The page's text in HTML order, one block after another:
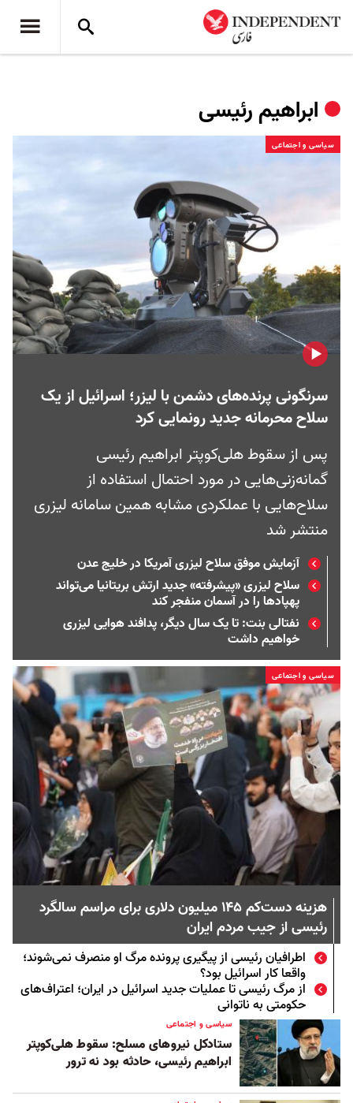
ابراهیم رئیسی
سیاسی و اجتماعی
سرنگونی پرنده‌های دشمن با لیزر؛ اسرائیل از یک
سلاح محرمانه جدید رونمایی کرد
پس از سقوط هلی‌کوپتر ابراهیم رئیسی
گمانه‌زنی‌هایی در مورد احتمال استفاده از
سلاح‌هایی با عملکردی مشابه همین سامانه لیزری
منتشر شد
آزمایش موفق سلاح لیزری آمریکا در خلیج عدن
سلاح لیزری «پیشرفته‌» جدید ارتش بریتانیا می‌تواند
پهپادها را در آسمان منفجر کند
نفتالی بنت: تا یک سال دیگر، پدافند هوایی لیزری
خواهیم داشت
سیاسی و اجتماعی
هزینه دست‌کم ۱۴۵ میلیون دلاری برای مراسم سالگرد
رئيسی از جیب مردم ایران
اطرافیان رئیسی از پیگیری پرونده مرگ او منصرف نمی‌شوند؛
واقعا کار اسرائیل بود؟
از مرگ رئیسی تا عملیات جدید اسرائیل در ایران؛ اعتراف‌های
حکومتی به ناتوانی
سیاسی و اجتماعی
ستادکل نیرو‌های مسلح: سقوط هلی‌کوپتر
ابراهیم رئیسی، حادثه بود نه ترور